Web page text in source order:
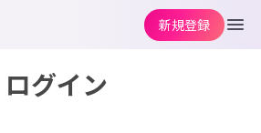
ログイン
新規登録